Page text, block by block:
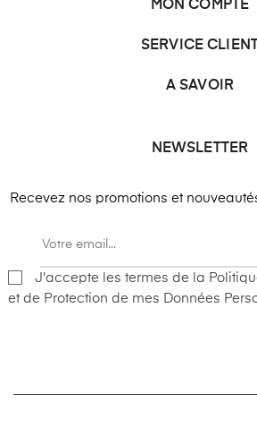
MON COMPTE
SERVICE CLIENT
A SAVOIR
NEWSLETTER
Recevez nos promotions et
J'accepte les termes de la
et de Protection de mes Données